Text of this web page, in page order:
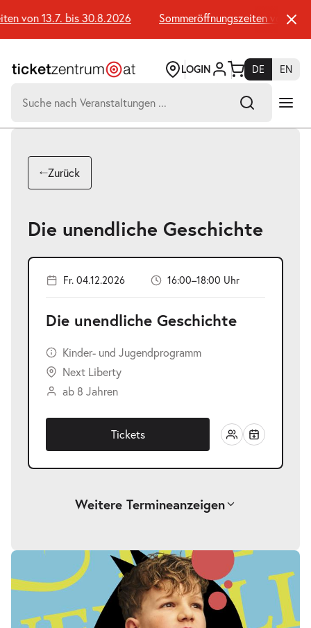
Seiteninhalt
springen
von 13.7. bis 30.8.2026 Sommeröffnungszeiten von 13.7.
LOGIN DE
EN
nach:
Suchtreffer:
Zurück
Die unendliche Geschichte
Fr. 04.12.2026 16:00–18:00 Uhr
Die unendliche Geschichte
Kinder- und Jugendprogramm
Next Liberty
ab 8 Jahren
Tickets
Weitere Termineanzeigen
Die unendliche Geschichte-
25.09.2026
Fr. 25.09.2026
17:00–19:00 Uhr
Tickets